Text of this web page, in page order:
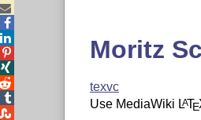
Moritz
texvc
Use MediaWiki LATE




